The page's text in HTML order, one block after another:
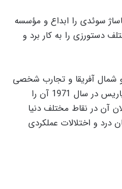
سوئدی را ابداع و مؤسسه
دستورزی را به کار برد و
و شمال آفریقا و تجارب شخصی
خود مکتب مانیپولاسیون را ابداع و تکمیل کرد که آکادمی فرانسه ودانشکده پزشکی پاریس در سال 1971 آن را
آن در نقاط مختلف دنیا
درد و اختلالات عملکردی